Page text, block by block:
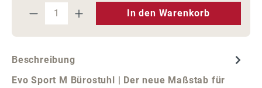
Produkt Anzahl: Gib den
In den Warenkorb
Beschreibung
Evo Sport M Bürostuhl | Der neue Maßstab für